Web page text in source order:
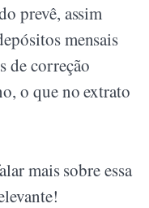
prevê, assim
mensais
de correção
o que no extrato
mais sobre essa